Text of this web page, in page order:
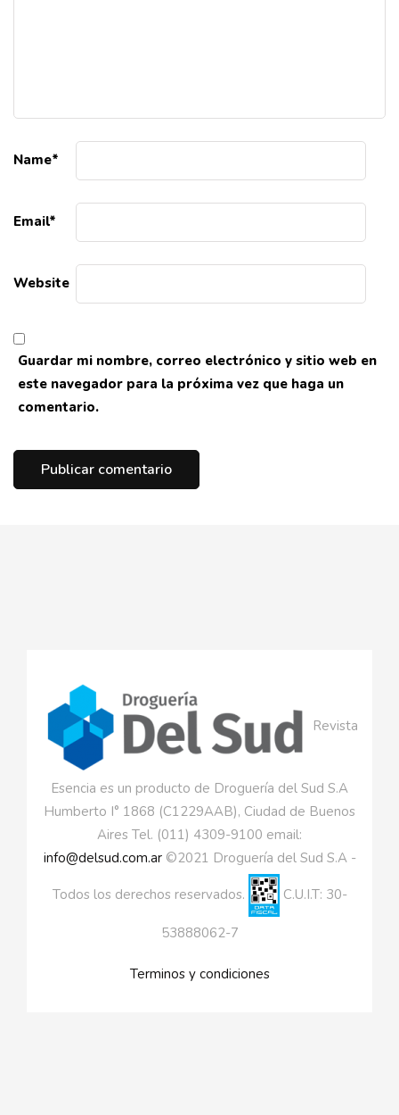
Name*
Email*
Website
Guardar mi nombre, correo electrónico y sitio web en
este navegador para la próxima vez que haga un
comentario.
Revista
Esencia es un producto de Droguería del Sud S.A
Humberto I° 1868 (C1229AAB), Ciudad de Buenos
Aires Tel. (011) 4309-9100 email:
info@delsud.com.ar©2021 Droguería del Sud S.A -
Todos los derechos reservados. C.U.I.T: 30-
53888062-7
Terminos y condiciones